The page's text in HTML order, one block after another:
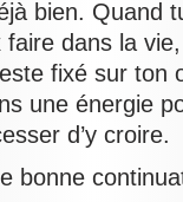
bien. Quand
dans la
fixé sur ton
une énergie
d’y croire.
bonne